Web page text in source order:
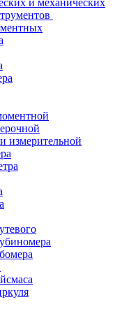
и механических
измерительной